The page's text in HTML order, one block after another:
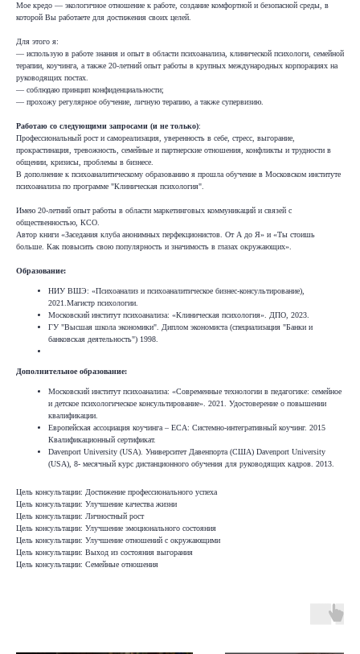
Мое кредо — экологичное отношение к работе, создание комфортной и безопасной среды, в
которой Вы работаете для достижения своих целей.
Для этого я:
— использую в работе знания и опыт в области психоанализа, клинической психологи, семейной
терапии, коучинга, а также 20-летний опыт работы в крупных международных корпорациях на
руководящих постах.
— соблюдаю принцип конфиденциальности;
— прохожу регулярное обучение, личную терапию, а также супервизию.
Работаю со следующими запросами (и не только):
Профессиональный рост и самореализация, уверенность в себе, стресс, выгорание,
прокрастинация, тревожность, семейные и партнерские отношения, конфликты и трудности в
общении, кризисы, проблемы в бизнесе.
В дополнение к психоаналитическому образованию я прошла обучение в Московском институте
психоанализа по программе "Клиническая психология".
Имею 20-летний опыт работы в области маркетинговых коммуникаций и связей с
общественностью, КСО.
Автор книги «Заседания клуба анонимных перфекционистов. От А до Я» и «Ты стоишь
больше. Как повысить свою популярность и значимость в глазах окружающих».
Образование:
НИУ ВШЭ: «Психоанализ и психоаналитическое бизнес-консультирование),
2021.Магистр психологии.
Московский институт психоанализа: «Клиническая психология». ДПО, 2023.
ГУ "Высшая школа экономики". Диплом экономиста (специализация "Банки и
банковская деятельность") 1998.
Дополнительное образование:
Московский институт психоанализа: «Современные технологии в педагогике: семейное
и детское психологическое консультирование». 2021. Удостоверение о повышении
квалификации.
Европейская ассоциация коучинга – ЕСА: Системно-интегративный коучинг. 2015
Квалификационный сертификат.
Davenport University (USA). Университет Давенпорта (США) Davenport University
(USA), 8- месячный курс дистанционного обучения для руководящих кадров. 2013.
Цель консультации: Достижение профессионального успеха
Цель консультации: Улучшение качества жизни
Цель консультации: Личностный рост
Цель консультации: Улучшение эмоционального состояния
Цель консультации: Улучшение отношений с окружающими
Цель консультации: Выход из состояния выгорания
Цель консультации: Семейные отношения